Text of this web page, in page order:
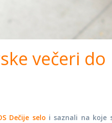
večeri do
Dečije selo i saznali na koje